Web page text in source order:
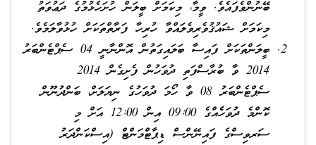
ބޭނުންވެފައެވެ. ވީމާ، މިކަމަށް ބީލަން ހުށަހެޅުމުގެ ދަޢުވަތު
މިކަމަށް ޝައުޤުވެރިވެލައްވާ ހުރިހާ ފަރާތްތަކަށް ހުޅުވާލަމެވެ.
ބީލަންތަކަށް ފައިސާ ބަލައިގަތުން އޮންނާނީ 04 ސެޕްޓެންބަރު
2014 ވާ ބުރާސްފަތި ދުވަހުން ފެށިގެން 2014
ސެޕްޓެންބަރު 08 ވާ ހޯމަ ދުވަހުގެ ނިޔަލަށް، ބަންދުނޫން
ކޮންމެ ދުވަހެެއްގެ 09:00 އިން 12:00 އަށް މި
ސަރވިސްގެ ފައިނޭންސް ޑިޕާޓްމަންޓް (އިސްކަންދަރު